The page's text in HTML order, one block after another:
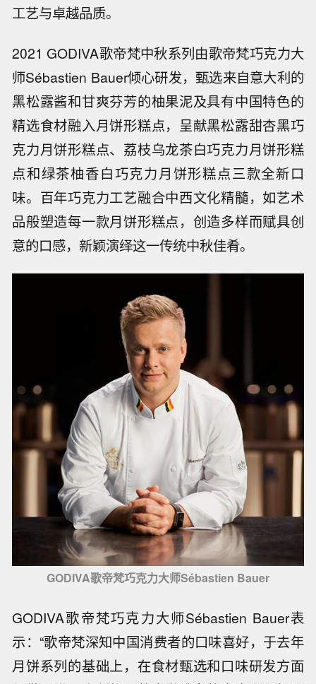
工艺与卓越品质。
2021 GODIVA歌帝梵中秋系列由歌帝梵巧克力大
师Sébastien Bauer倾心研发，甄选来自意大利的
黑松露酱和甘爽芬芳的柚果泥及具有中国特色的
精选食材融入月饼形糕点，呈献黑松露甜杏黑巧
克力月饼形糕点、荔枝乌龙茶白巧克力月饼形糕
点和绿茶柚香白巧克力月饼形糕点三款全新口
味。百年巧克力工艺融合中西文化精髓，如艺术
品般塑造每一款月饼形糕点，创造多样而赋具创
意的口感，新颖演绎这一传统中秋佳肴。
GODIVA歌帝梵巧克力大师Sébastien Bauer
GODIVA歌帝梵巧克力大师Sébastien Bauer表
示：“歌帝梵深知中国消费者的口味喜好，于去年
月饼系列的基础上，在食材甄选和口味研发方面